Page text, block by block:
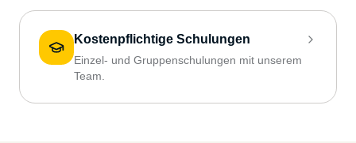
Kostenpflichtige Schulungen
Einzel- und Gruppenschulungen mit unserem
Team.